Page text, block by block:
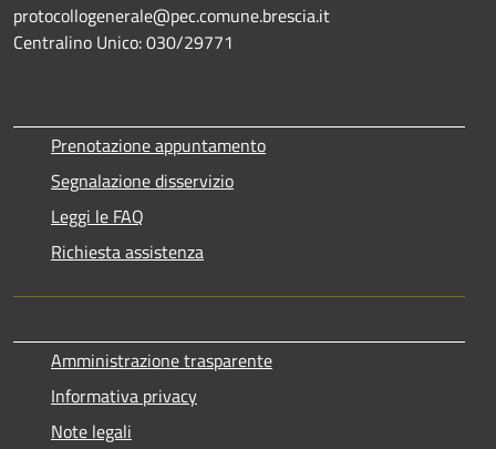
protocollogenerale@pec.comune.brescia.it
Centralino Unico: 030/29771
Prenotazione appuntamento
Segnalazione disservizio
Leggi le FAQ
Richiesta assistenza
Amministrazione trasparente
Informativa privacy
Note legali